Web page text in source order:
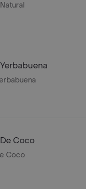
Coco
Coco